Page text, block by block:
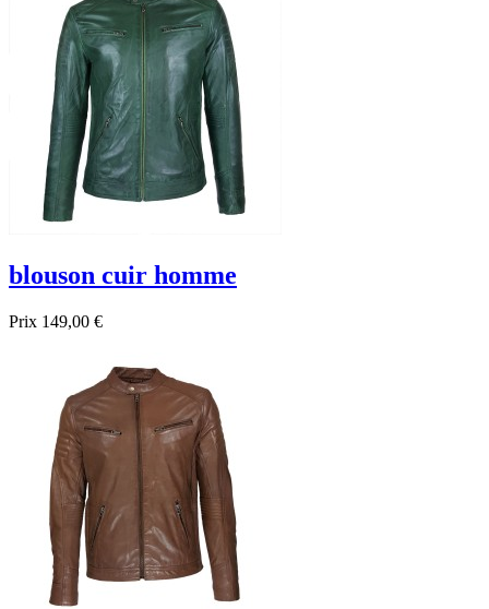
blouson cuir homme
Prix 149,00 €